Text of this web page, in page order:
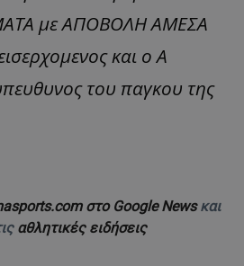
με ΑΠΟΒΟΛΗ ΑΜΕΣΑ
και ο Α
του παγκου της
στο Google Newsκαι
αθλητικές ειδήσεις